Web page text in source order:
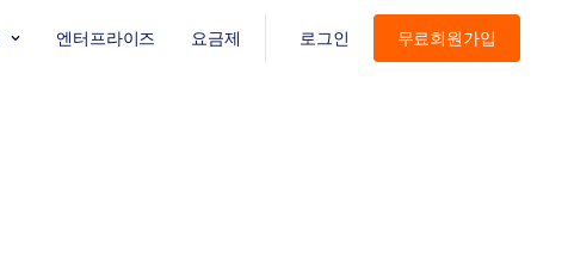
엔터프라이즈 요금제 로그인 무료회원가입